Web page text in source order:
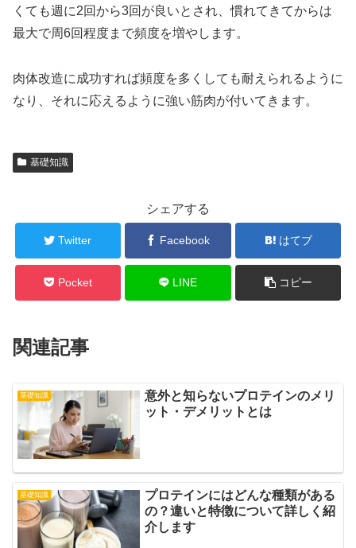
くても週に2回から3回が良いとされ、慣れてきてからは
最大で周6回程度まで頻度を増やします。
肉体改造に成功すれば頻度を多くしても耐えられるように
なり、それに応えるように強い筋肉が付いてきます。
基礎知識
シェアする
Twitter Facebook はてブ
Pocket LINE コピー
関連記事
基礎知識
意外と知らないプロテインのメリ
ット・デメリットとは
基礎知識
プロテインにはどんな種類がある
の？違いと特徴について詳しく紹
介します